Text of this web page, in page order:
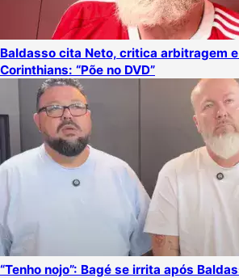
Baldasso cita Neto, critica arbitragem
Corinthians: “Põe no DVD”
“Tenho nojo”: Bagé se irrita após